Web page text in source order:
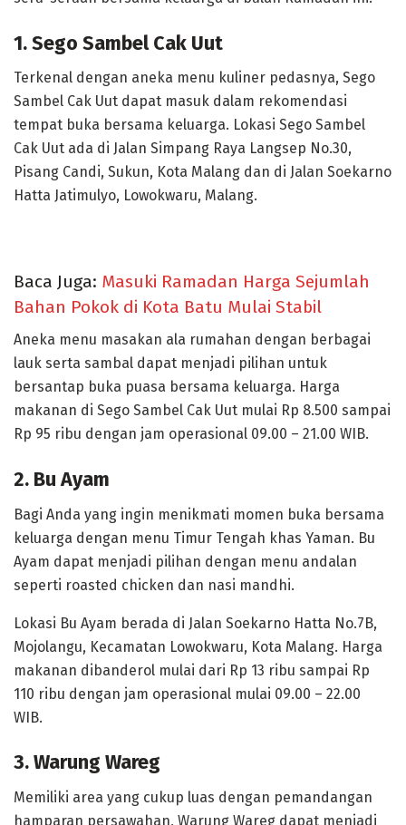
1. Sego Sambel Cak Uut
Terkenal dengan aneka menu kuliner pedasnya, Sego
Sambel Cak Uut dapat masuk dalam rekomendasi
tempat buka bersama keluarga. Lokasi Sego Sambel
Cak Uut ada di Jalan Simpang Raya Langsep No.30,
Pisang Candi, Sukun, Kota Malang dan di Jalan Soekarno
Hatta Jatimulyo, Lowokwaru, Malang.
Baca Juga: Masuki Ramadan Harga Sejumlah
Bahan Pokok di Kota Batu Mulai Stabil
Aneka menu masakan ala rumahan dengan berbagai
lauk serta sambal dapat menjadi pilihan untuk
bersantap buka puasa bersama keluarga. Harga
makanan di Sego Sambel Cak Uut mulai Rp 8.500 sampai
Rp 95 ribu dengan jam operasional 09.00 – 21.00 WIB.
2. Bu Ayam
Bagi Anda yang ingin menikmati momen buka bersama
keluarga dengan menu Timur Tengah khas Yaman. Bu
Ayam dapat menjadi pilihan dengan menu andalan
seperti roasted chicken dan nasi mandhi.
Lokasi Bu Ayam berada di Jalan Soekarno Hatta No.7B,
Mojolangu, Kecamatan Lowokwaru, Kota Malang. Harga
makanan dibanderol mulai dari Rp 13 ribu sampai Rp
110 ribu dengan jam operasional mulai 09.00 – 22.00
WIB.
3. Warung Wareg
Memiliki area yang cukup luas dengan pemandangan
hamparan persawahan, Warung Wareg dapat menjadi